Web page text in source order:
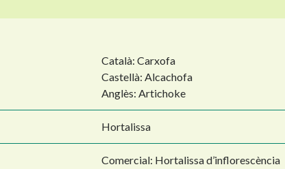
Català: Carxofa
Castellà: Alcachofa
Anglès: Artichoke
Hortalissa
Comercial: Hortalissa d’inflorescència